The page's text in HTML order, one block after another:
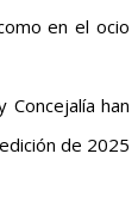
en el ocio
han
de 2025